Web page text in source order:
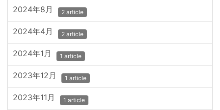
2024年8月 2 article
2024年4月 2 article
2024年1月 1 article
2023年12月 1 article
2023年11月 1 article